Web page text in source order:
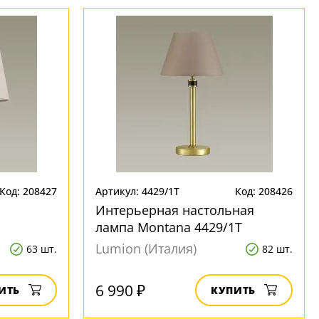
Код: 208427
63 шт.
Артикул: 4429/1T Код: 208426
Интерьерная настольная
лампа Montana 4429/1T
Lumion (Италия)
82 шт.
6 990 ₽ КУПИТЬ